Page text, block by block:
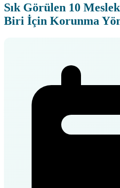
Sık Görülen 10
Biri İçin Korunma